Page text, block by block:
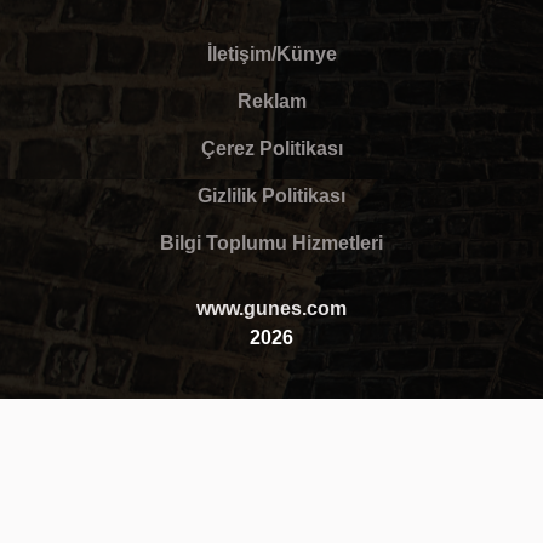
İletişim/Künye
Reklam
Çerez Politikası
Gizlilik Politikası
Bilgi Toplumu Hizmetleri
www.gunes.com
2026